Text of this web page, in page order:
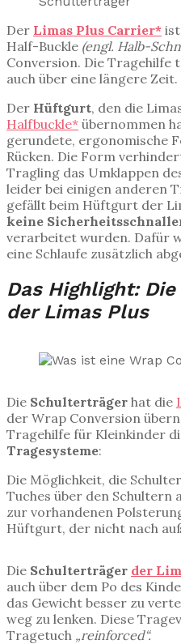
Der Limas Plus Carrier*
Half-Buckle (engl. Halb-
Conversion. Die Tragehilfe
auch über eine längere Zeit.
Der Hüftgurt, den die
Halfbuckle* übernommen
gerundete, ergonomische
Rücken. Die Form
Tragling das Umklappen
leider bei einigen anderen
gefällt beim Hüftgurt der
keine
verarbeitet wurden. Dafür
eine Schlaufe zusätzlich
Das Highlight:
der Limas Plus
Die Schulterträger hat die
der Wrap Conversion
Tragehilfe für Kleinkinder
Tragesysteme:
Die Möglichkeit, die
Tuches über den Schultern
zur vorhandenen
Hüftgurt, der nicht nach
Die Schulterträger der
auch über dem Po des
das Gewicht besser zu
weg zu lenken. Diese
Tragetuch „reinforced“.